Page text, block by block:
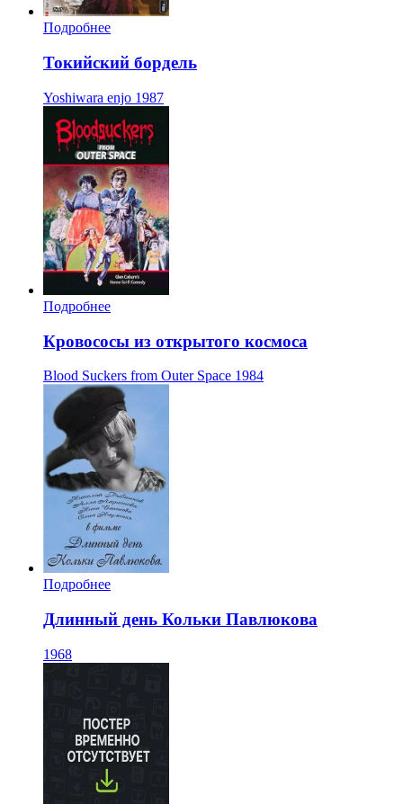
Подробнее
Токийский бордель
Yoshiwara enjo 1987
Подробнее
Кровососы из открытого космоса
Blood Suckers from Outer Space 1984
Подробнее
Длинный день Кольки Павлюкова
1968